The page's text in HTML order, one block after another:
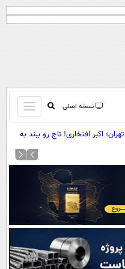
نسخه اصلی
باز
و
بسته
کردن
اکبر افتخاری! تاج رو ببند به